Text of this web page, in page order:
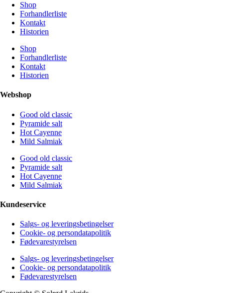
Shop
Forhandlerliste
Kontakt
Historien
Shop
Forhandlerliste
Kontakt
Historien
Webshop
Good old classic
Pyramide salt
Hot Cayenne
Mild Salmiak
Good old classic
Pyramide salt
Hot Cayenne
Mild Salmiak
Kundeservice
Salgs- og leveringsbetingelser
Cookie- og persondatapolitik
Fødevarestyrelsen
Salgs- og leveringsbetingelser
Cookie- og persondatapolitik
Fødevarestyrelsen